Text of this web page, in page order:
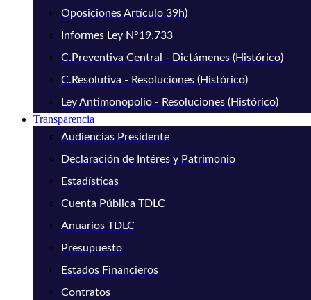
Oposiciones Artículo 39h)
Informes Ley N°19.733
C.Preventiva Central - Dictámenes (Histórico)
C.Resolutiva - Resoluciones (Histórico)
Ley Antimonopolio - Resoluciones (Histórico)
Transparencia
Audiencias Presidente
Declaración de Intéres y Patrimonio
Estadísticas
Cuenta Pública TDLC
Anuarios TDLC
Presupuesto
Estados Financieros
Contratos